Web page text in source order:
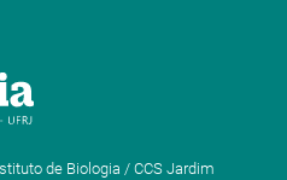
de Biologia / CCS Jardim